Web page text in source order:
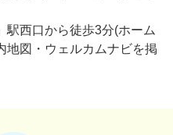
駅西口から徒歩3分(ホーム
地図・ウェルカムナビを掲